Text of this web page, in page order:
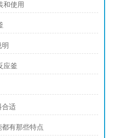
和使用
应釜
合适
有那些特点